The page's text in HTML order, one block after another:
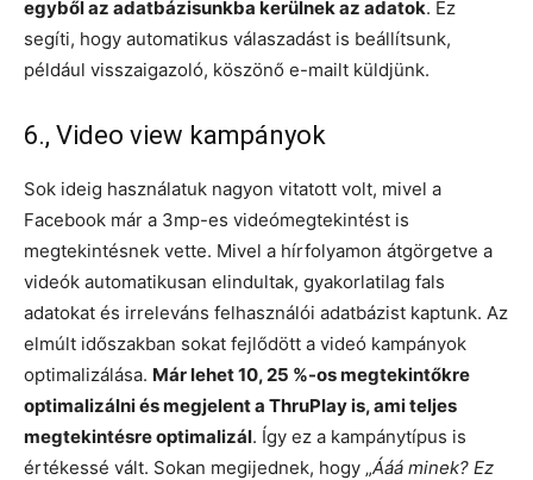
egyből az adatbázisunkba kerülnek az adatok. Ez
segíti, hogy automatikus válaszadást is beállítsunk,
például visszaigazoló, köszönő e-mailt küldjünk.
6., Video view kampányok
Sok ideig használatuk nagyon vitatott volt, mivel a
Facebook már a 3mp-es videómegtekintést is
megtekintésnek vette. Mivel a hírfolyamon átgörgetve a
videók automatikusan elindultak, gyakorlatilag fals
adatokat és irreleváns felhasználói adatbázist kaptunk. Az
elmúlt időszakban sokat fejlődött a videó kampányok
optimalizálása. Már lehet 10, 25 %-os megtekintőkre
optimalizálni és megjelent a ThruPlay is, ami teljes
megtekintésre optimalizál. Így ez a kampánytípus is
értékessé vált. Sokan megijednek, hogy „Ááá minek? Ez